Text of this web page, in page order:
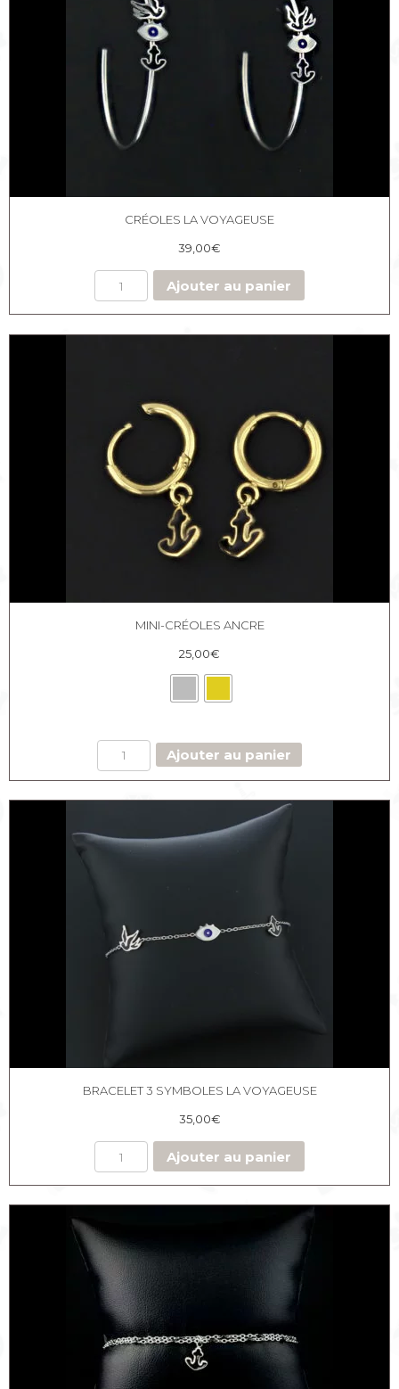
CRÉOLES LA VOYAGEUSE
39,00€
Ajouter au panier
MINI-CRÉOLES ANCRE
25,00€
quantité
de
Mini-
Ajouter au panier
BRACELET 3 SYMBOLES LA VOYAGEUSE
35,00€
Ajouter au panier